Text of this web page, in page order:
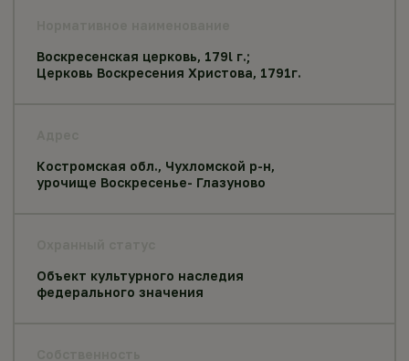
Воскресенская церковь, 179l г.;
Церковь Воскресения Христова, 1791г.
Костромская обл., Чухломской р-н,
урочище Воскресенье- Глазуново
Объект культурного наследия
федерального значения